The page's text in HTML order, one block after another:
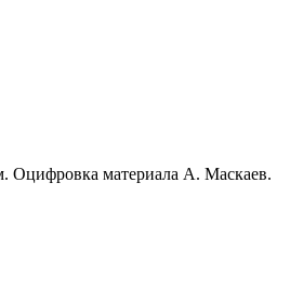
Оцифровка материала А. Маскаев.